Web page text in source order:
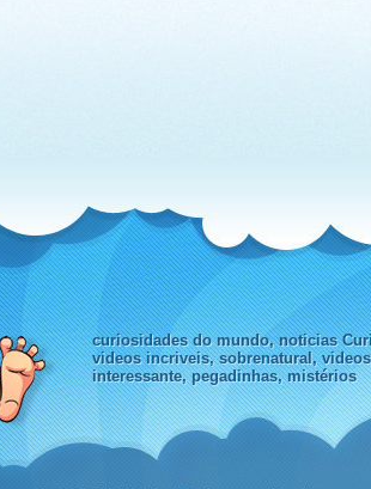
curiosidades do mundo, noticias
videos incriveis, sobrenatural,
interessante, pegadinhas, mistérios